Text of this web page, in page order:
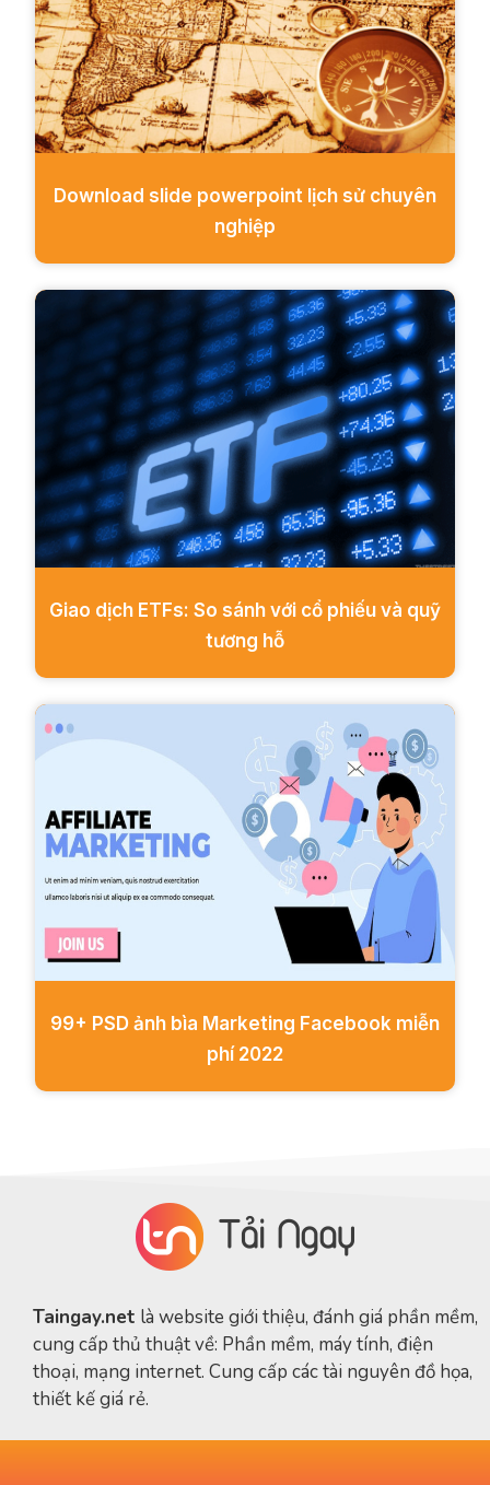
Download slide powerpoint lịch sử chuyên
nghiệp
Giao dịch ETFs: So sánh với cổ phiếu và quỹ
tương hỗ
99+ PSD ảnh bìa Marketing Facebook miễn
phí 2022
Taingay.net là website giới thiệu, đánh giá phần mềm,
cung cấp thủ thuật về: Phần mềm, máy tính, điện
thoại, mạng internet. Cung cấp các tài nguyên đồ họa,
thiết kế giá rẻ.